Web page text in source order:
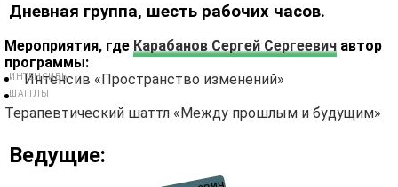
Дневная группа, шесть рабочих часов.
Мероприятия, где Карабанов Сергей Сергеевич автор
программы:
Интенсив «Пространство изменений»
ИНТЕНСИВЫ
Терапевтический шаттл «Между прошлым и будущим»
ШАТТЛЫ
Ведущие: